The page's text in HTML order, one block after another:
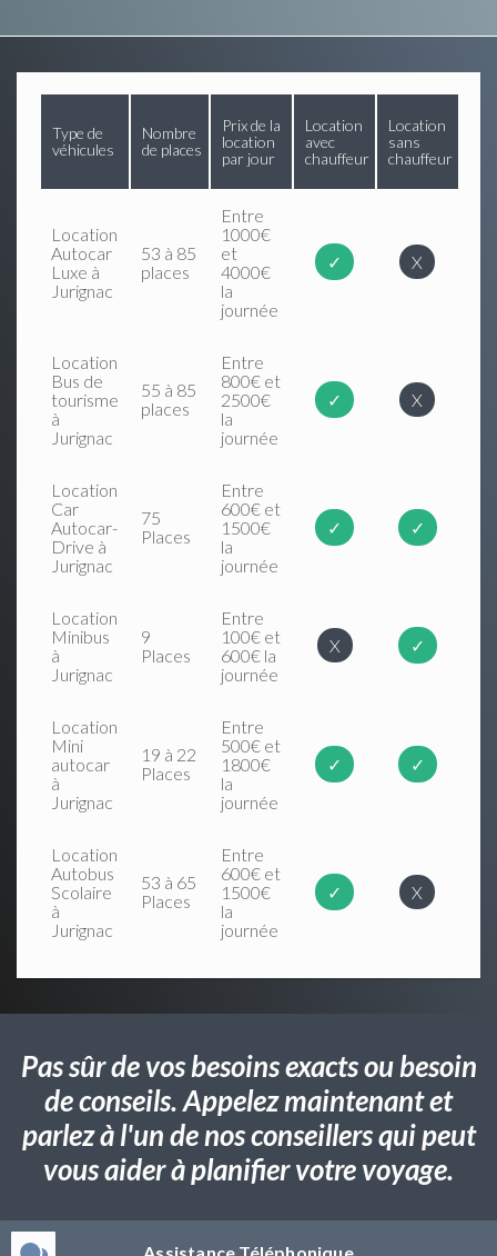
Type de
véhicules
Nombre
de places
Prix de la
location
par jour
Location
avec
chauffeur
Location
sans
chauffeur
Location
Autocar
Luxe à
Jurignac
53 à 85
places
Entre
1000€
et
4000€
la
journée
✓ X
Location
Bus de
tourisme
à
Jurignac
55 à 85
places
Entre
800€ et
2500€
la
journée
✓ X
Location
Car
Autocar-
Drive à
Jurignac
75
Places
Entre
600€ et
1500€
la
journée
✓ ✓
Location
Minibus
à
Jurignac
9
Places
Entre
100€ et
600€ la
journée
X ✓
Location
Mini
autocar
à
Jurignac
19 à 22
Places
Entre
500€ et
1800€
la
journée
✓ ✓
Location
Autobus
Scolaire
à
Jurignac
53 à 65
Places
Entre
600€ et
1500€
la
journée
✓ X
Pas sûr de vos besoins exacts ou besoin
de conseils. Appelez maintenant et
parlez à l'un de nos conseillers qui peut
vous aider à planifier votre voyage.